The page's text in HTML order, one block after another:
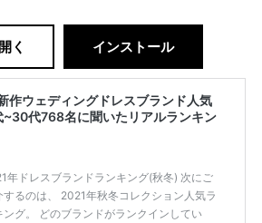
く インストール
作ウェディングドレスブランド人気
代768名に聞いたリアルランキン
年ドレスブランドランキング(秋冬) 次にご
するのは、 2021年秋冬コレクション人気ラ
ング。 どのブランドがランクインしてい